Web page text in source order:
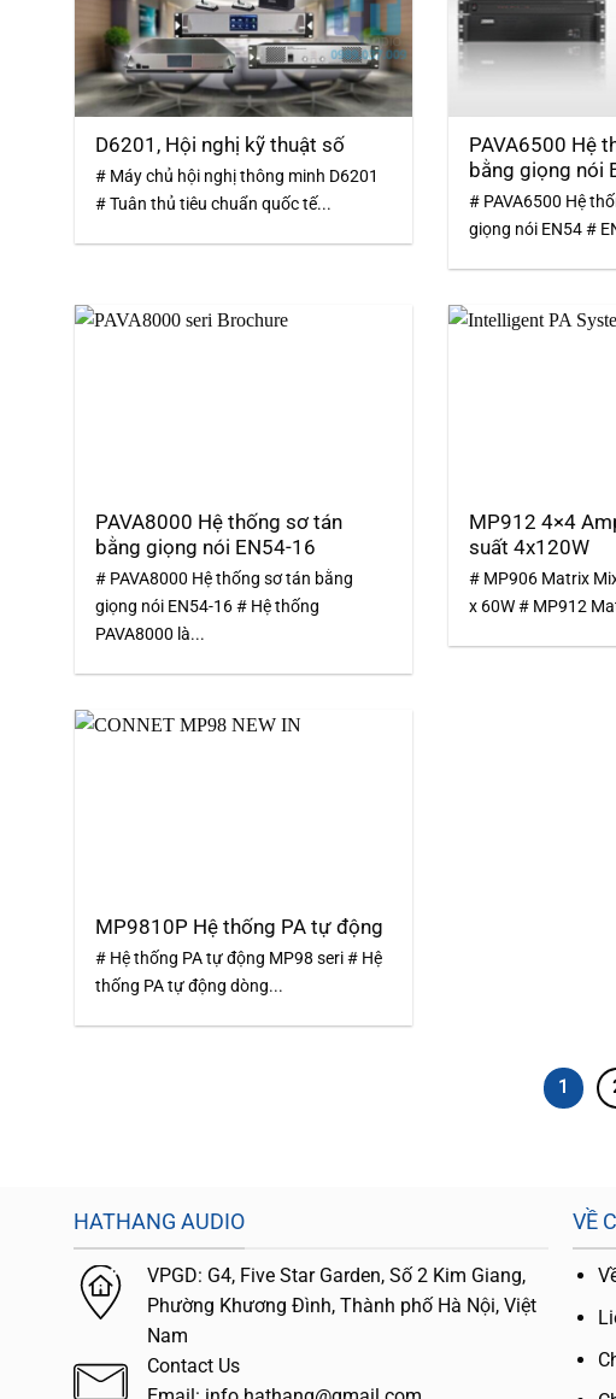
D6201, Hội nghị kỹ thuật số
# Máy chủ hội nghị thông minh D6201
# Tuân thủ tiêu chuẩn quốc tế...
PAVA6500 Hệ
bằng giọng nói
# PAVA6500 Hệ
giọng nói EN54 #
PAVA8000 Hệ thống sơ tán
bằng giọng nói EN54-16
# PAVA8000 Hệ thống sơ tán bằng
giọng nói EN54-16 # Hệ thống
PAVA8000 là...
MP912 4×4
suất 4x120W
# MP906 Matrix
x 60W # MP912
MP9810P Hệ thống PA tự động
# Hệ thống PA tự động MP98 seri # Hệ
thống PA tự động dòng...
1
HATHANG AUDIO
VPGD: G4, Five Star Garden, Số 2 Kim Giang,
Phường Khương Đình, Thành phố Hà Nội, Việt
Nam
Contact Us
VỀ